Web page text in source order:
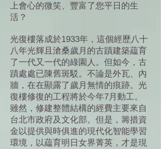
上會心的微笑、豐富了您平日的生
活？
光復樓落成於1933年，這個經歷八十
八年光輝且滄桑歲月的古蹟建築藴育
了一代又一代的綠園人。但如今，古
蹟處處已陳舊斑駁。不論是外瓦、內
牆，在在顯露了歲月無情的痕跡。光
復樓修復的工程將於今年7月動工。
雖然，修建整體結構的經費主要來自
台北市政府及文化部。但是，籌措資
金以提供與時俱進的現代化智能學習
環境，以藴育明日女界菁英，才是現